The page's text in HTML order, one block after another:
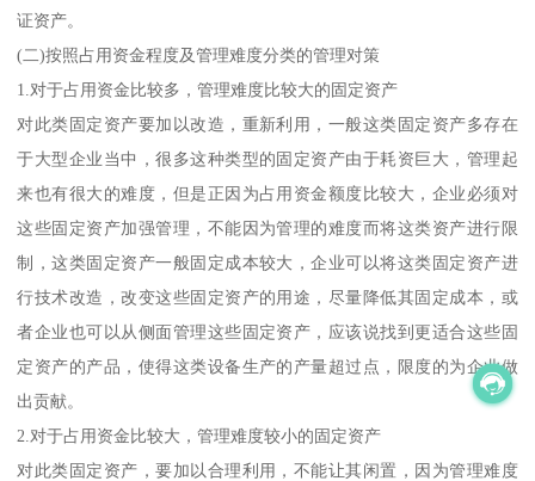
证资产。
(二)按照占用资金程度及管理难度分类的管理对策
1.对于占用资金比较多，管理难度比较大的固定资产
对此类固定资产要加以改造，重新利用，一般这类固定资产多存在
于大型企业当中，很多这种类型的固定资产由于耗资巨大，管理起
来也有很大的难度，但是正因为占用资金额度比较大，企业必须对
这些固定资产加强管理，不能因为管理的难度而将这类资产进行限
制，这类固定资产一般固定成本较大，企业可以将这类固定资产进
行技术改造，改变这些固定资产的用途，尽量降低其固定成本，或
者企业也可以从侧面管理这些固定资产，应该说找到更适合这些固
定资产的产品，使得这类设备生产的产量超过点，限度的为企业做
出贡献。
2.对于占用资金比较大，管理难度较小的固定资产
对此类固定资产，要加以合理利用，不能让其闲置，因为管理难度